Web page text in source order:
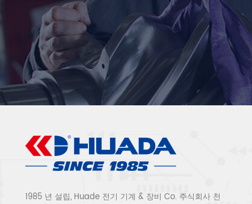
1985 년 설립, Huade 전기 기계 & 장비 Co. 주식회사 천